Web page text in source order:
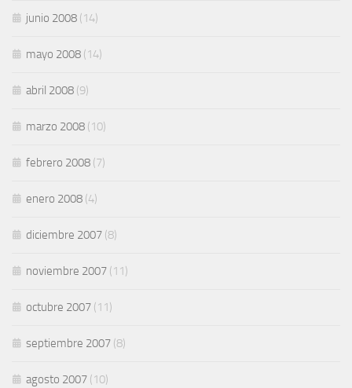
junio 2008 (14)
mayo 2008 (14)
abril 2008 (9)
marzo 2008 (10)
febrero 2008 (7)
enero 2008 (4)
diciembre 2007 (8)
noviembre 2007 (11)
octubre 2007 (11)
septiembre 2007 (8)
agosto 2007 (10)